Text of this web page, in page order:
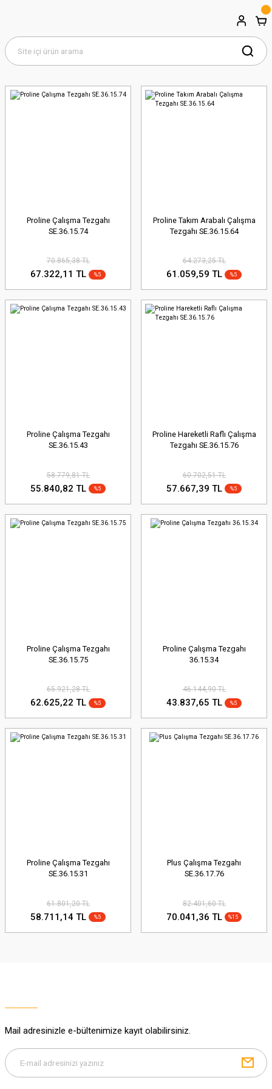
Proline Çalışma Tezgahı
SE.36.15.74
70.865,38 TL
67.322,11 TL %5
Proline Takım Arabalı Çalışma
Tezgahı SE.36.15.64
64.273,25 TL
61.059,59 TL %5
Proline Çalışma Tezgahı
SE.36.15.43
58.779,81 TL
55.840,82 TL %5
Proline Hareketli Raflı Çalışma
Tezgahı SE.36.15.76
60.702,51 TL
57.667,39 TL %5
Proline Çalışma Tezgahı
SE.36.15.75
65.921,28 TL
62.625,22 TL %5
Proline Çalışma Tezgahı
36.15.34
46.144,90 TL
43.837,65 TL %5
Proline Çalışma Tezgahı
SE.36.15.31
61.801,20 TL
58.711,14 TL %5
Plus Çalışma Tezgahı
SE.36.17.76
82.401,60 TL
70.041,36 TL %15
Mail adresinizle e-bültenimize kayıt olabilirsiniz.